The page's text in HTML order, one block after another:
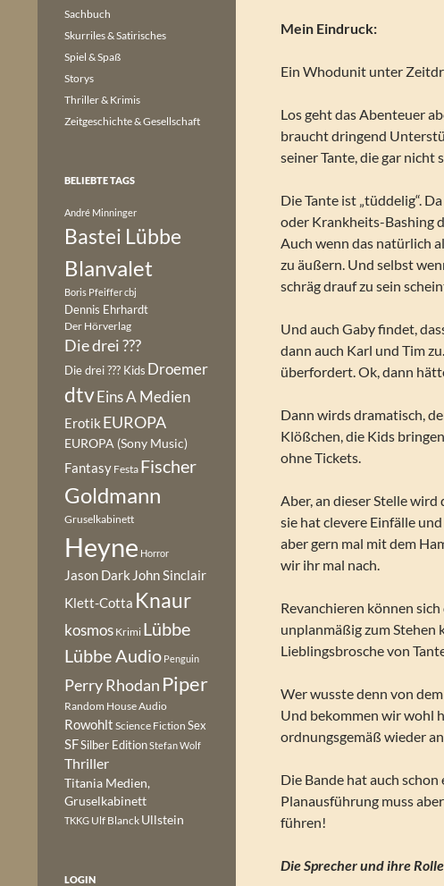
Mein Eindruck:
Ein Whodunit unter
Los geht das Abenteuer
braucht dringend
seiner Tante, die gar nicht
Die Tante ist „tüddelig“.
oder Krankheits-Bashing
Auch wenn das natürlich
zu äußern. Und selbst
schräg drauf zu sein
Und auch Gaby findet,
dann auch Karl und Tim
überfordert. Ok, dann
Dann wirds dramatisch,
Klößchen, die Kids
ohne Tickets.
Aber, an dieser Stelle
sie hat clevere Einfälle
aber gern mal mit dem
wir ihr mal nach.
Revanchieren können
unplanmäßig zum Stehen
Lieblingsbrosche von
Wer wusste denn von
Und bekommen wir wohl
ordnungsgemäß wieder
Die Bande hat auch
Planausführung muss
führen!
Die Sprecher und ihre
Sachbuch
Skurriles & Satirisches
Spiel & Spaß
Storys
Thriller & Krimis
Zeitgeschichte & Gesellschaft
BELIEBTE TAGS
André Minninger
Bastei Lübbe
Blanvalet
Boris Pfeiffercbj
Dennis Ehrhardt
Der Hörverlag
Die drei ???
Die drei ??? Kids Droemer
dtvEins A Medien
Erotik EUROPA
EUROPA (Sony Music)
Fantasy Festa Fischer
Goldmann
Gruselkabinett
Heyne Horror
Jason Dark John Sinclair
Klett-Cotta Knaur
kosmos Krimi Lübbe
Lübbe Audio Penguin
Perry Rhodan Piper
Random House Audio
Rowohlt Science Fiction Sex
SFSilber EditionStefan Wolf
Thriller
Titania Medien,
Gruselkabinett
TKKG Ulf Blanck Ullstein
LOGIN